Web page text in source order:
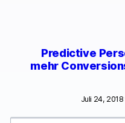
Predictive
mehr
Juli 24, 2018
S